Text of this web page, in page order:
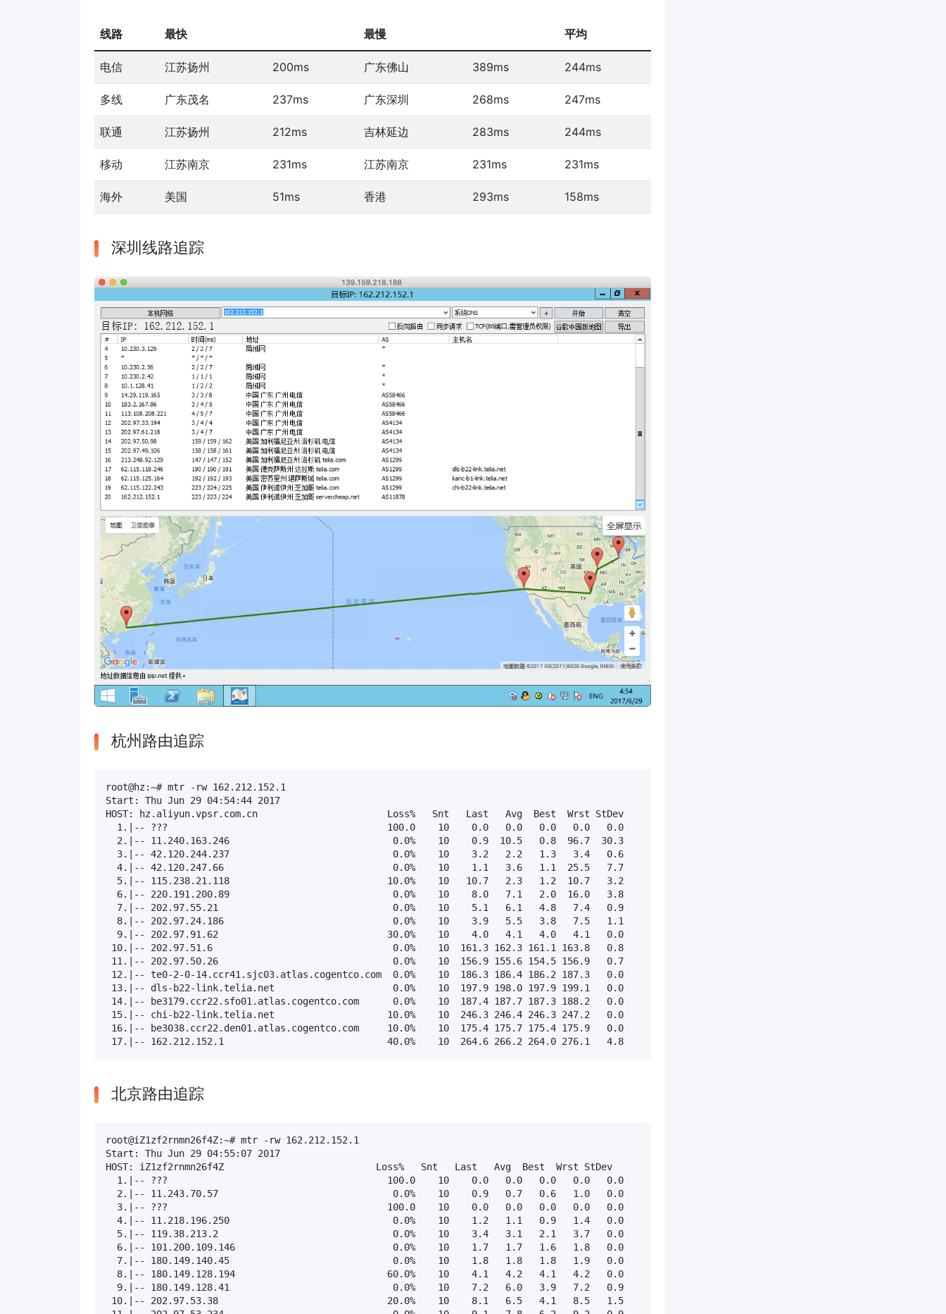
线路 最快 最慢 平均
电信 江苏扬州 200ms 广东佛山 389ms 244ms
多线 广东茂名 237ms 广东深圳 268ms 247ms
联通 江苏扬州 212ms 吉林延边 283ms 244ms
移动 江苏南京 231ms 江苏南京 231ms 231ms
海外 美国 51ms 香港 293ms 158ms
深圳线路追踪
杭州路由追踪
root@hz:~# mtr -rw 162.212.152.1
Start: Thu Jun 29 04:54:44 2017
HOST: hz.aliyun.vpsr.com.cn                       Loss%   Snt   Last   Avg  Best  Wrst StDev
  1.|-- ???                                       100.0    10    0.0   0.0   0.0   0.0   0.0
  2.|-- 11.240.163.246                             0.0%    10    0.9  10.5   0.8  96.7  30.3
  3.|-- 42.120.244.237                             0.0%    10    3.2   2.2   1.3   3.4   0.6
  4.|-- 42.120.247.66                              0.0%    10    1.1   3.6   1.1  25.5   7.7
  5.|-- 115.238.21.118                            10.0%    10   10.7   2.3   1.2  10.7   3.2
  6.|-- 220.191.200.89                             0.0%    10    8.0   7.1   2.0  16.0   3.8
  7.|-- 202.97.55.21                               0.0%    10    5.1   6.1   4.8   7.4   0.9
  8.|-- 202.97.24.186                              0.0%    10    3.9   5.5   3.8   7.5   1.1
  9.|-- 202.97.91.62                              30.0%    10    4.0   4.1   4.0   4.1   0.0
10.|-- 202.97.51.6                                0.0%    10  161.3 162.3 161.1 163.8   0.8
11.|-- 202.97.50.26                               0.0%    10  156.9 155.6 154.5 156.9   0.7
12.|-- te0-2-0-14.ccr41.sjc03.atlas.cogentco.com  0.0%    10  186.3 186.4 186.2 187.3   0.0
13.|-- dls-b22-link.telia.net                     0.0%    10  197.9 198.0 197.9 199.1   0.0
14.|-- be3179.ccr22.sfo01.atlas.cogentco.com      0.0%    10  187.4 187.7 187.3 188.2   0.0
15.|-- chi-b22-link.telia.net                    10.0%    10  246.3 246.4 246.3 247.2   0.0
16.|-- be3038.ccr22.den01.atlas.cogentco.com     10.0%    10  175.4 175.7 175.4 175.9   0.0
17.|-- 162.212.152.1                             40.0%    10  264.6 266.2 264.0 276.1   4.8
北京路由追踪
root@iZ1zf2rnmn26f4Z:~# mtr -rw 162.212.152.1
Start: Thu Jun 29 04:55:07 2017
HOST: iZ1zf2rnmn26f4Z                           Loss%   Snt   Last   Avg  Best  Wrst StDev
  1.|-- ???                                       100.0    10    0.0   0.0   0.0   0.0   0.0
  2.|-- 11.243.70.57                               0.0%    10    0.9   0.7   0.6   1.0   0.0
  3.|-- ???                                       100.0    10    0.0   0.0   0.0   0.0   0.0
  4.|-- 11.218.196.250                             0.0%    10    1.2   1.1   0.9   1.4   0.0
  5.|-- 119.38.213.2                               0.0%    10    3.4   3.1   2.1   3.7   0.0
  6.|-- 101.200.109.146                            0.0%    10    1.7   1.7   1.6   1.8   0.0
  7.|-- 180.149.140.45                             0.0%    10    1.8   1.8   1.8   1.9   0.0
  8.|-- 180.149.128.194                           60.0%    10    4.1   4.2   4.1   4.2   0.0
  9.|-- 180.149.128.41                             0.0%    10    7.2   6.0   3.9   7.2   0.9
10.|-- 202.97.53.38                              20.0%    10    8.1   6.5   4.1   8.5   1.5